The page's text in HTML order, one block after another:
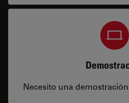
Necesito una